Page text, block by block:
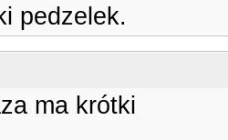
pedzelek.
ma krótki